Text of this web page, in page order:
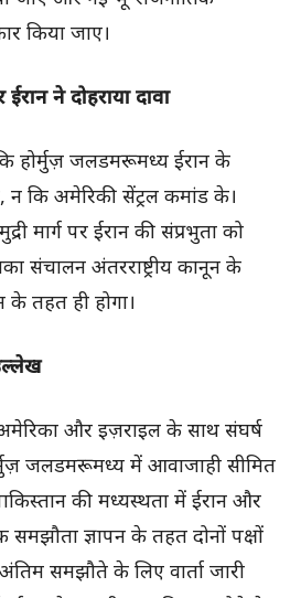
किया जाए।
ने दोहराया दावा
होर्मुज़ जलडमरूमध्य ईरान के
न कि अमेरिकी सेंट्रल कमांड के।
मार्ग पर ईरान की संप्रभुता को
संचालन अंतरराष्ट्रीय कानून के
तहत ही होगा।
अमेरिका और इज़राइल के साथ संघर्ष
जलडमरूमध्य में आवाजाही सीमित
की मध्यस्थता में ईरान और
ज्ञापन के तहत दोनों पक्षों
समझौते के लिए वार्ता जारी